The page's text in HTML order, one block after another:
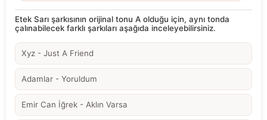
Etek Sarı şarkısının orijinal tonu A olduğu için, aynı tonda
çalınabilecek farklı şarkıları aşağıda inceleyebilirsiniz.
Xyz - Just A Friend
Adamlar - Yoruldum
Emir Can İğrek - Aklın Varsa